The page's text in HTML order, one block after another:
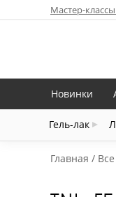
Мастер-
Новинки
Гель-лак
Главная